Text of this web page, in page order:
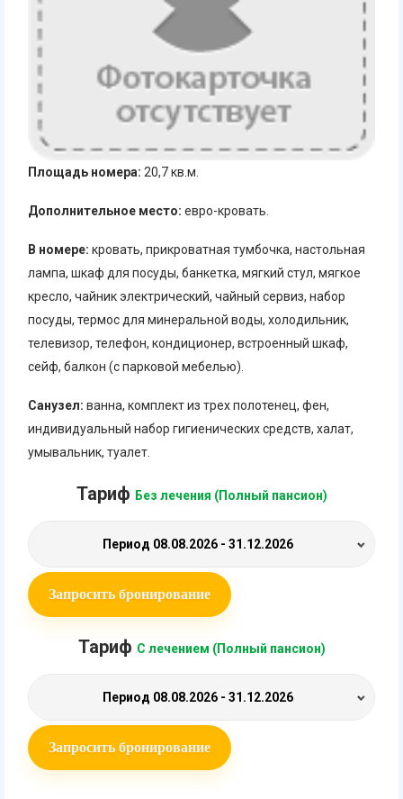
Площадь номера: 20,7 кв.м.
Дополнительное место: евро-кровать.
В номере: кровать, прикроватная тумбочка, настольная
лампа, шкаф для посуды, банкетка, мягкий стул, мягкое
кресло, чайник электрический, чайный сервиз, набор
посуды, термос для минеральной воды, холодильник,
телевизор, телефон, кондиционер, встроенный шкаф,
сейф, балкон (с парковой мебелью).
Санузел: ванна, комплект из трех полотенец, фен,
индивидуальный набор гигиенических средств, халат,
умывальник, туалет.
Тариф Без лечения (Полный пансион)
Период 08.08.2026 - 31.12.2026
Запросить бронирование
Тариф С лечением (Полный пансион)
Период 08.08.2026 - 31.12.2026
Запросить бронирование